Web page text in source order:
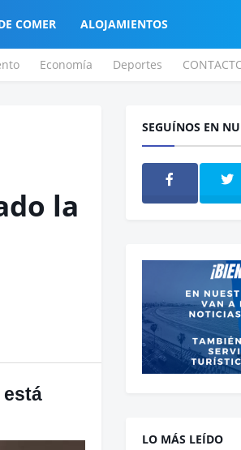
COMER ALOJAMIENTOS
Economía Deportes
la
está
SEGUÍNOS EN
LO MÁS LEÍDO